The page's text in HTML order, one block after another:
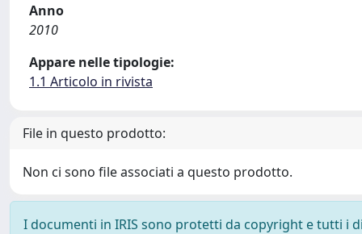
Anno
2010
Appare nelle tipologie:
1.1 Articolo in rivista
File in questo prodotto:
Non ci sono file associati a questo prodotto.
I documenti in IRIS sono protetti da copyright e tutti i